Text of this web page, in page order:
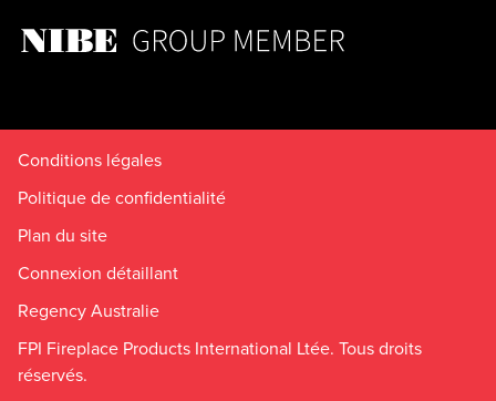
Conditions légales
Politique de confidentialité
Plan du site
Connexion détaillant
Regency Australie
FPI Fireplace Products International Ltée. Tous droits
réservés.